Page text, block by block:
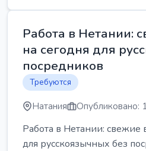
Работа в Нетании:
на сегодня для
посредников
Требуются
Натания Опубликовано:
Работа в Нетании: свежие
для русскоязычных без